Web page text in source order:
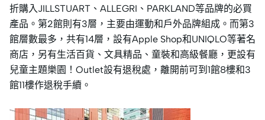
折購入JILLSTUART、ALLEGRI、PARKLAND等品牌的必買
產品。第2館則有3層，主要由運動和戶外品牌組成。而第3
館層數最多，共有14層，設有Apple Shop和UNIQLO等著名
商店，另有生活百貨、文具精品、童裝和高級餐廳，更設有
兒童主題樂園！Outlet設有退稅處，離開前可到1館8樓和3
館11樓作退稅手續。